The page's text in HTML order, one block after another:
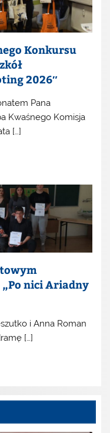
Konkursu
2026″
Pana
Kwaśnego Komisja
[…]
nici Ariadny
i Anna Roman
[…]